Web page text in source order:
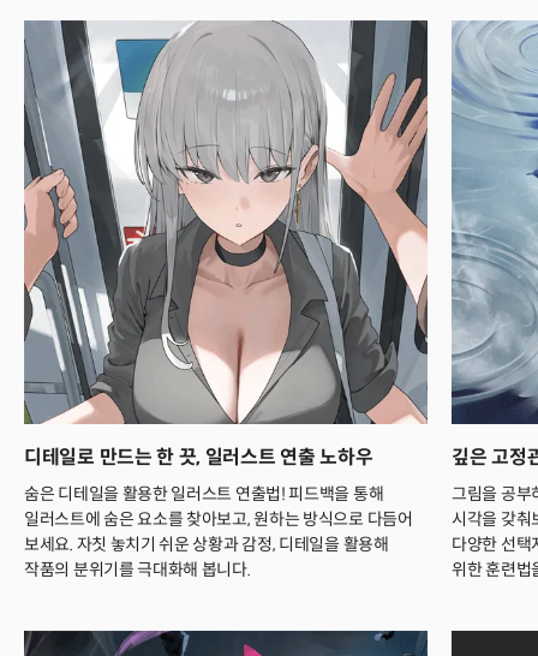
디테일로 만드는 한 끗, 일러스트 연출 노하우
숨은 디테일을 활용한 일러스트 연출법! 피드백을 통해
일러스트에 숨은 요소를 찾아보고, 원하는 방식으로 다듬어
보세요. 자칫 놓치기 쉬운 상황과 감정, 디테일을 활용해
작품의 분위기를 극대화해 봅니다.
깊은 고정
그림을 공부
시각을 갖춰
다양한 선택
위한 훈련법